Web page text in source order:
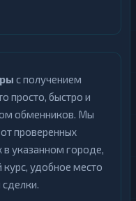
с получением
просто, быстро и
обменников. Мы
проверенных
указанном городе,
удобное место